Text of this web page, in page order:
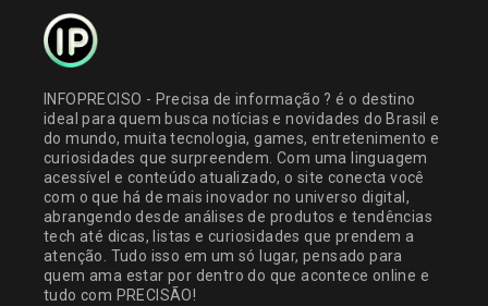
INFOPRECISO - Precisa de informação ? é o destino
ideal para quem busca notícias e novidades do Brasil e
do mundo, muita tecnologia, games, entretenimento e
curiosidades que surpreendem. Com uma linguagem
acessível e conteúdo atualizado, o site conecta você
com o que há de mais inovador no universo digital,
abrangendo desde análises de produtos e tendências
tech até dicas, listas e curiosidades que prendem a
atenção. Tudo isso em um só lugar, pensado para
quem ama estar por dentro do que acontece online e
tudo com PRECISÃO!